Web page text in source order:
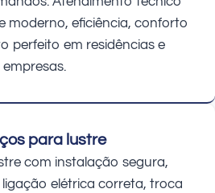
moderno, eficiência, conforto
perfeito em residências e
empresas.
para lustre
com instalação segura,
elétrica correta, troca